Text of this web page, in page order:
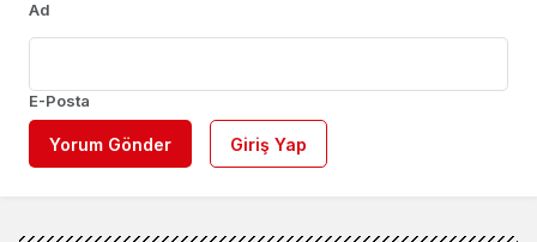
Ad
E-Posta
Yorum Gönder Giriş Yap